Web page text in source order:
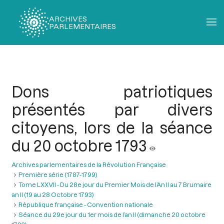
ARCHIVES
PARLEMENTAIRES
Dons patriotiques
présentés par divers
citoyens, lors de la séance
du 20 octobre 1793
Archives parlementaires de la Révolution Française
Première série (1787-1799)
Tome LXXVII - Du 28e jour du Premier Mois de l’An II au 7 Brumaire
an II (19 au 28 Octobre 1793)
République française - Convention nationale
Séance du 29e jour du 1er mois de l’an II (dimanche 20 octobre